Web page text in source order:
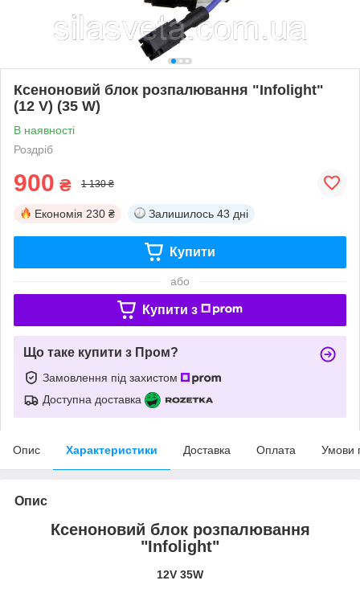
Ксеноновий блок розпалювання "Infolight"
(12 V) (35 W)
В наявності
Роздріб
900 ₴ 1 130 ₴
Економія 230 ₴ Залишилось 43 дні
Купити
або
Купити з
Що таке купити з Пром?
Замовлення під захистом
Доступна доставка
Опис Характеристики Доставка Оплата Умови
Опис
Ксеноновий блок розпалювання
"Infolight"
12V 35W